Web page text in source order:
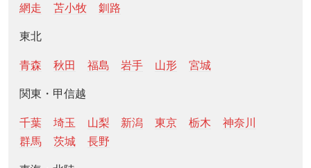
網走
苫小牧 釧路
東北
青森 秋田 福島 岩手 山形 宮城
関東・甲信越
千葉 埼玉 山梨 新潟 東京 栃木
神奈川
群馬
茨城 長野